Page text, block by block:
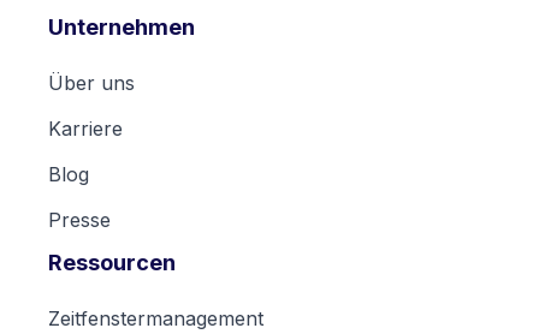
Unternehmen
Über uns
Karriere
Blog
Presse
Ressourcen
Zeitfenstermanagement